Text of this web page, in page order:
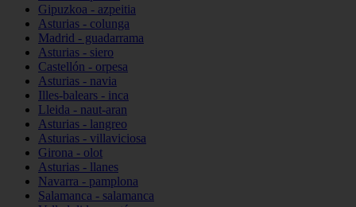
Gipuzkoa - azpeitia
Asturias - colunga
Madrid - guadarrama
Asturias - siero
Castellón - orpesa
Asturias - navia
Illes-balears - inca
Lleida - naut-aran
Asturias - langreo
Asturias - villaviciosa
Girona - olot
Asturias - llanes
Navarra - pamplona
Salamanca - salamanca